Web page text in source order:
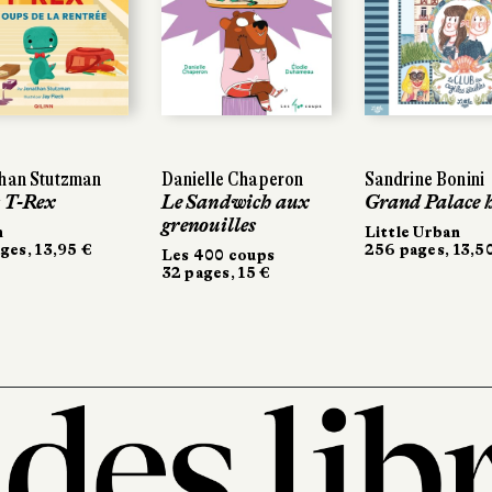
Stutzman
Rex
13,95 €
Danielle Chaperon
Le Sandwich aux
grenouilles
Les 400 coups
32 pages, 15 €
Sandrine Bonini
Grand Palace
Little Urban
256 pages, 13,50
Stutzman
Rex
13,95 €
Danielle Chaperon
Le Sandwich aux
grenouilles
Les 400 coups
32 pages, 15 €
Sandrine Bonini
Grand Palace
Little Urban
256 pages, 13,50